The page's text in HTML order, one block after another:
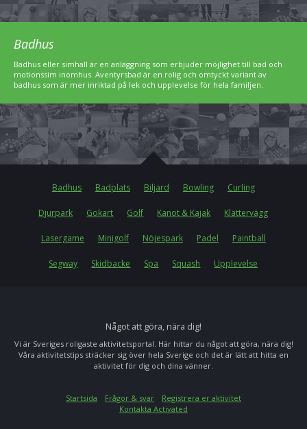
Badhus
Badhus eller simhall är en anläggning som erbjuder möjlighet till bad och
motionssim inomhus. Äventyrsbad är en rolig och omtyckt variant av
badhus som är mer inriktad på lek och upplevelse för hela familjen.
Badhus Badplats Biljard Bowling Curling
Djurpark Gokart Golf Kanot & Kajak Klättervägg
Lasergame Minigolf Nöjespark Padel Paintball
Segway Skidbacke Spa Squash Upplevelse
Något att göra, nära dig!
Vi är Sveriges roligaste aktivitetsportal. Här hittar du något att göra, nära dig!
Våra aktivitetstips sträcker sig över hela Sverige och det är lätt att hitta en
aktivitet för dig och dina vänner.
Startsida Frågor & svar
Registrera er aktivitet
Kontakta Activated